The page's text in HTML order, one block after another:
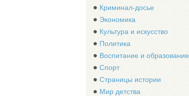
Криминал-досье
Экономика
Культура и искусство
Политика
Воспитание и образование
Спорт
Страницы истории
Мир детства